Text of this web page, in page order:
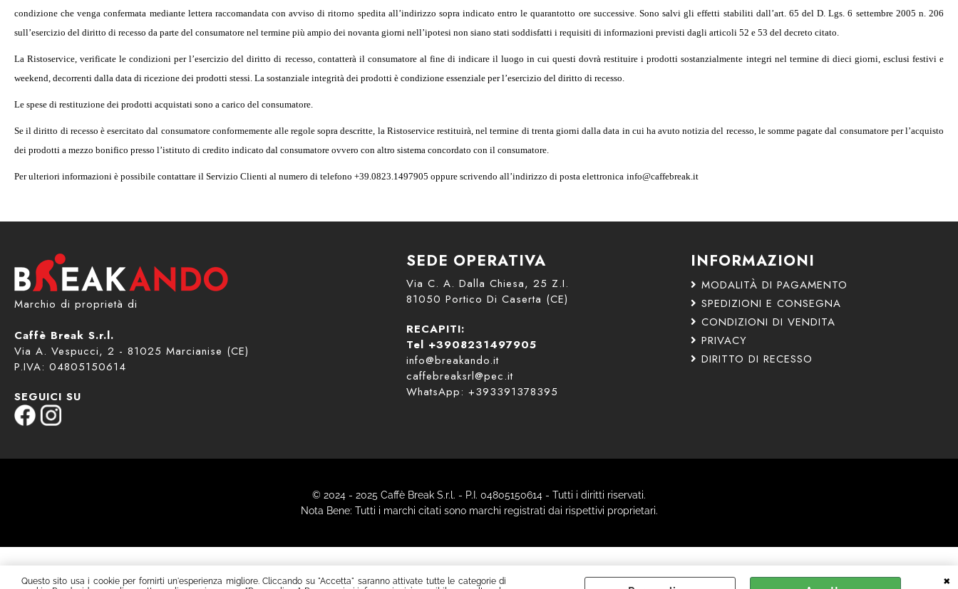
Questo sito usa i cookie per fornirti un'esperienza migliore. Cliccando su "Accetta" saranno attivate tutte le categorie di
condizione che venga confermata mediante lettera raccomandata con avviso di ritorno spedita all’indirizzo sopra indicato entro le quarantotto ore successive. Sono salvi gli effetti stabiliti dall’art. 65 del D. Lgs. 6 settembre 2005 n. 206
sull’esercizio del diritto di recesso da parte del consumatore nel termine più ampio dei novanta giorni nell’ipotesi non siano stati soddisfatti i requisiti di informazioni previsti dagli articoli 52 e 53 del decreto citato.
La Ristoservice, verificate le condizioni per l’esercizio del diritto di recesso, contatterà il consumatore al fine di indicare il luogo in cui questi dovrà restituire i prodotti sostanzialmente integri nel termine di dieci giorni, esclusi festivi e
weekend, decorrenti dalla data di ricezione dei prodotti stessi. La sostanziale integrità dei prodotti è condizione essenziale per l’esercizio del diritto di recesso.
Le spese di restituzione dei prodotti acquistati sono a carico del consumatore.
Se il diritto di recesso è esercitato dal consumatore conformemente alle regole sopra descritte, la Ristoservice restituirà, nel termine di trenta giorni dalla data in cui ha avuto notizia del recesso, le somme pagate dal consumatore per l’acquisto
dei prodotti a mezzo bonifico presso l’istituto di credito indicato dal consumatore ovvero con altro sistema concordato con il consumatore.
Per ulteriori informazioni è possibile contattare il Servizio Clienti al numero di telefono +39.0823.1497905 oppure scrivendo all’indirizzo di posta elettronica info@caffebreak.it
Marchio di proprietà di
Caffè Break S.r.l.
Via A. Vespucci, 2 - 81025 Marcianise (CE)
P.IVA: 04805150614
SEGUICI SU
SEDE OPERATIVA
Via C. A. Dalla Chiesa, 25 Z.I.
81050 Portico Di Caserta (CE)
RECAPITI:
Tel +3908231497905
info@breakando.it
caffebreaksrl@pec.it
WhatsApp: +393391378395
INFORMAZIONI
MODALITÀ DI PAGAMENTO
SPEDIZIONI E CONSEGNA
CONDIZIONI DI VENDITA
PRIVACY
DIRITTO DI RECESSO
© 2024 - 2025 Caffè Break S.r.l. - P.I. 04805150614 - Tutti i diritti riservati.
Nota Bene: Tutti i marchi citati sono marchi registrati dai rispettivi proprietari.